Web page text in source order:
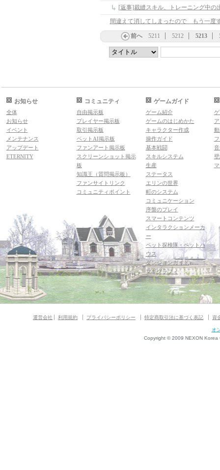
[返事]裁縫スキル、トレーニング中の
間違えて消してしまったので もう一度
前へ 5211 5212 5213
お知らせ
全体
お知らせ
イベント
メンテナンス
アップデート
ETERNITY
コミュニティ
自由掲示板
プレイヤー掲示板
取引掲示板
ペットAI掲示板
ファンアート掲示板
スクリーンショット掲示
板
知識王（質問掲示板）
ファンサイトリンク
コミュニティポイント
ゲームガイド
ゲーム紹介
ゲームのはじめかた
キャラクター作成
操作ガイド
基本戦闘
スキルシステム
生産
ステータス
エリンの世界
町のシステム
コミュニケーション
序盤のプレイ
スマートコンテンツ
インタラクションメーカ
ー
ペット探検隊・ペットハ
ウス
ダンジョンガイド
マギグラフィ
運営会社 利用規約 プライバシーポリシー 特定商取引法に基づく表記 資
オ
Copyright © 2009 NEXON Korea